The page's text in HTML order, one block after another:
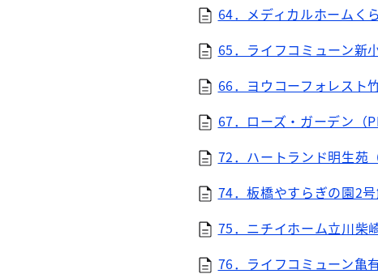
64．メディカルホームく
65．ライフコミューン新
66．ヨウコーフォレスト
67．ローズ・ガーデン（
72．ハートランド明生苑
74．板橋やすらぎの園2号
75．ニチイホーム立川柴
76．ライフコミューン亀